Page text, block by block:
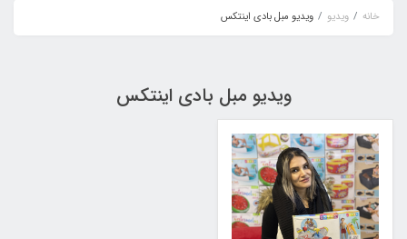
خانه ویدیو ویدیو مبل بادی اینتکس
ویدیو مبل بادی اینتکس